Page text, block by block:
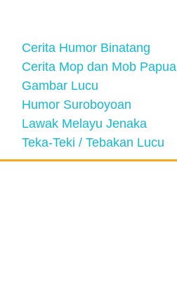
Cerita Humor Binatang
Cerita Mop dan Mob Papua
Gambar Lucu
Humor Suroboyoan
Lawak Melayu Jenaka
Teka-Teki / Tebakan Lucu